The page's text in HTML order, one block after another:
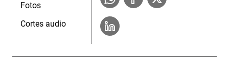
Fotos
Cortes audio